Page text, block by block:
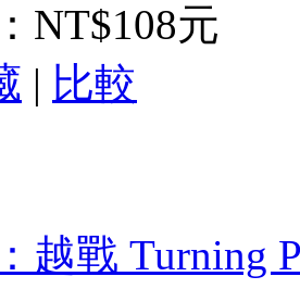
NT$108元
| 比較
越戰 Turning